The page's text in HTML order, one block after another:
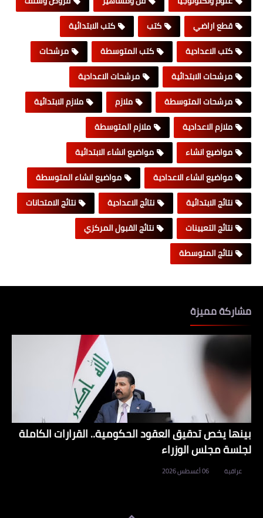
قطع اراضي
كتب
كتب الابتدائية
كتب الاعدادية
كتب المتوسطة
مرشحات
مرشحات الابتدائية
مرشحات الاعدادية
مرشحات المتوسطة
ملازم
ملازم الابتدائية
ملازم الاعدادية
ملازم المتوسطة
مواضيع انشاء
مواضيع انشاء الابتدائية
مواضيع انشاء الاعدادية
مواضيع انشاء المتوسطة
نتائج الابتدائية
نتائج الاعدادية
نتائج الامتحانات
نتائج التعيينات
نتائج القبول المركزي
نتائج المتوسطة
مشاركة مميزة
بينها يخص تدقيق العقود الحكومية.. القرارات الكاملة
لجلسة مجلس الوزراء
عراقية 06 أغسطس 2026